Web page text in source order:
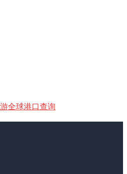
全球港口查询